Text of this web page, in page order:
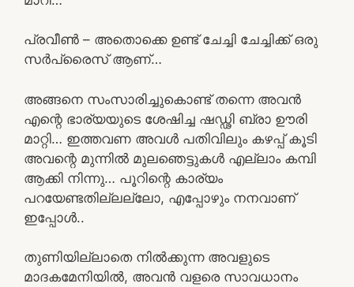
പ്രവീൺ – അതൊക്കെ ഉണ്ട് ചേച്ചി ചേച്ചിക്ക് ഒരു
സർപ്രൈസ് ആണ്…
അങ്ങനെ സംസാരിച്ചുകൊണ്ട് തന്നെ അവൻ
എന്റെ ഭാര്യയുടെ ശേഷിച്ച ഷഡ്ഢി ബ്രാ ഊരി
മാറ്റി… ഇത്തവണ അവൾ പതിവിലും കഴപ്പ് കൂടി
അവന്റെ മുന്നിൽ മുലഞെട്ടുകൾ എല്ലാം കമ്പി
ആക്കി നിന്നു… പൂറിന്റെ കാര്യം
പറയേണ്ടതില്ലല്ലോ, എപ്പോഴും നനവാണ്
ഇപ്പോൾ..
തുണിയില്ലാതെ നിൽക്കുന്ന അവളുടെ
മാദകമേനിയിൽ, അവൻ വളരെ സാവധാനം